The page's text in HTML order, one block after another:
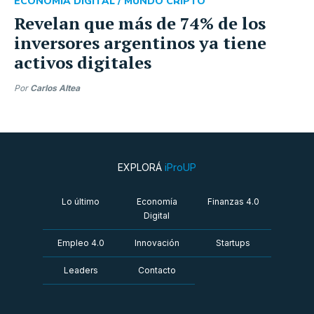
Revelan que más de 74% de los
inversores argentinos ya tiene
activos digitales
Por Carlos Altea
EXPLORÁ iProUP
Lo último
Economía
Digital
Finanzas 4.0
Empleo 4.0 Innovación Startups
Leaders Contacto